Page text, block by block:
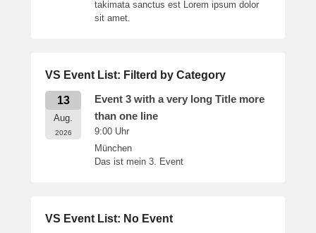
takimata sanctus est Lorem ipsum dolor
sit amet.
VS Event List: Filterd by Category
13
Aug.
2026
Event 3 with a very long Title more
than one line
9:00 Uhr
München
Das ist mein 3. Event
VS Event List: No Event